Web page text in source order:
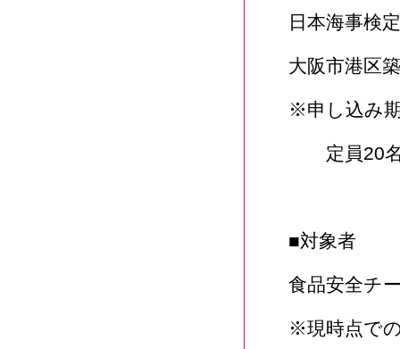
日本海事検
大阪市港区
※申し込み
定員20
■対象者
食品安全チ
※現時点で